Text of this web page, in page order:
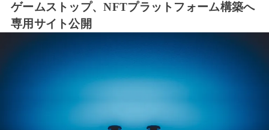
ゲームストップ、NFTプラットフォーム構築へ
専用サイト公開